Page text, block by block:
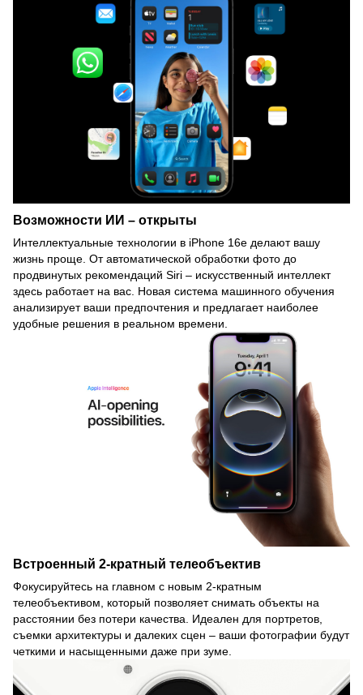
Возможности ИИ – открыты
Интеллектуальные технологии в iPhone 16e делают вашу
жизнь проще. От автоматической обработки фото до
продвинутых рекомендаций Siri – искусственный интеллект
здесь работает на вас. Новая система машинного обучения
анализирует ваши предпочтения и предлагает наиболее
удобные решения в реальном времени.
Встроенный 2-кратный телеобъектив
Фокусируйтесь на главном с новым 2-кратным
телеобъективом, который позволяет снимать объекты на
расстоянии без потери качества. Идеален для портретов,
съемки архитектуры и далеких сцен – ваши фотографии будут
четкими и насыщенными даже при зуме.